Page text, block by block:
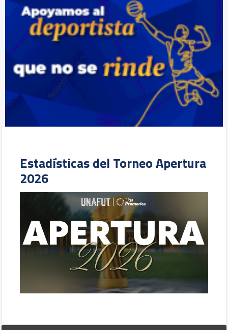
Estadísticas del Torneo Apertura
2026